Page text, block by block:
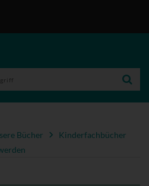
Bücher
Kinderfachbücher